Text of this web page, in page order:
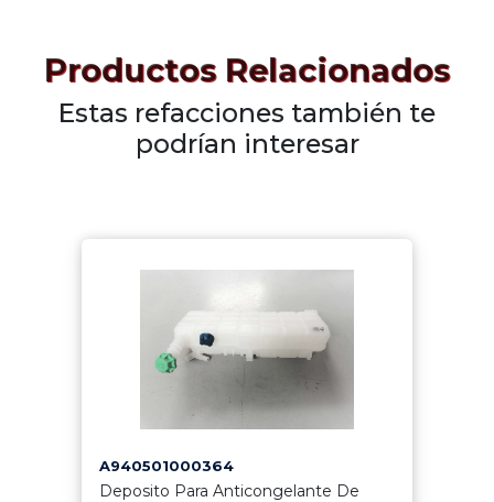
Productos Relacionados
Estas refacciones también te
podrían interesar
A940501000364
Deposito Para Anticongelante De